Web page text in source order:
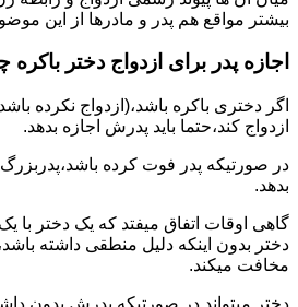
بیشتر مواقع هم پدر و مادرها از این
اجازه پدر برای ازدواج دختر
اگر دختری باکره باشد،(ازدواج نکرده
ازدواج کند،حتما باید پدرش اجازه بدهد.
در صورتیکه پدر فوت کرده باشد،پدربزرگ
بدهد.
گاهی اوقات اتفاق میفتد که یک دختر با
دختر بدون اینکه دلیل منطقی داشته
مخافت میکند.
دختر میتواند در صورتیکه پدرش بدون